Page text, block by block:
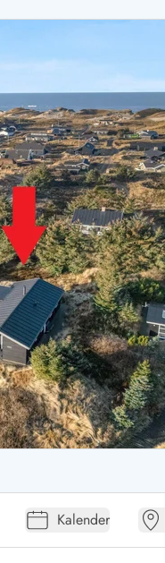
mit Kindern
für 2 Personen
für 4 Personen
für 6 Personen
für 8 Personen
Ferienhäuser
Ho
Houstrup
Houvig
auf Holmsland Klit
in Holmsland
Hvide Sande
Jegum
Klegod
Lodbjerg Hede
Nr. Lyngvig
Kalender